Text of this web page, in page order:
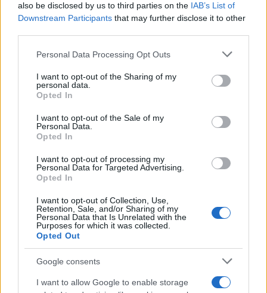
also be disclosed by us to third parties on the IAB’s List of
Downstream Participants that may further disclose it to other
Please note that this website/app uses one or more Google
not limited to your visit or usage behaviour. You may click to
grant or deny consent to Google and its third-party tags to
use your data for below specified purposes in below Google
consent section.
Personal Data Processing Opt Outs
I want to opt-out of the Sharing of my
personal data.
Opted In
I want to opt-out of the Sale of my
Personal Data.
Opted In
I want to opt-out of processing my
Personal Data for Targeted Advertising.
Opted In
I want to opt-out of Collection, Use,
Retention, Sale, and/or Sharing of my
Personal Data that Is Unrelated with the
Purposes for which it was collected.
Opted Out
Google consents
I want to allow Google to enable storage
maliano in Serie A
Francesca Lombardi · 9 Ago 2026
PIÙ LETTI
Chouchaa: chi è il calciatore algerino?
2
Union Berlino-Cagliari: dove vedere l’amichevole
estiva in diretta
indossato le due maglie